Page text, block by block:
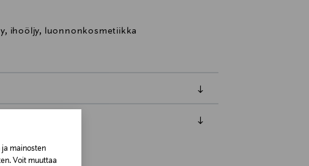
mainosten
Voit muuttaa
ihoöljy, luonnonkosmetiikka
tuotteen sinetin tulee olla ehjä.